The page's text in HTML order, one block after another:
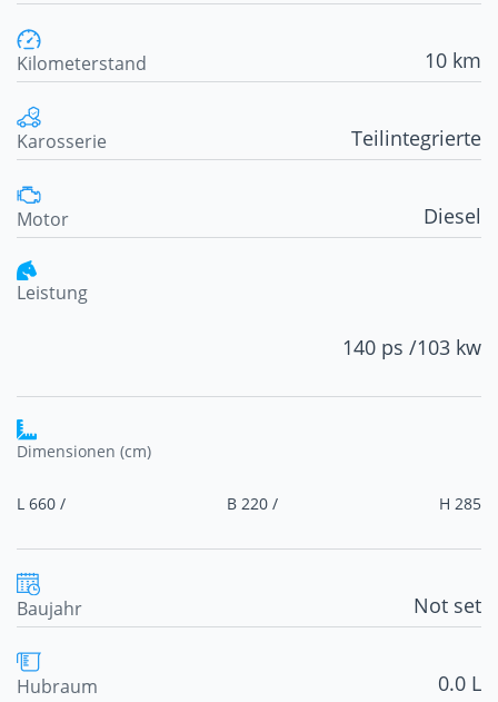
Kilometerstand 10 km
Karosserie Teilintegrierte
Motor Diesel
Leistung
140 ps /103 kw
Dimensionen (cm)
L 660 / B 220 / H 285
Baujahr Not set
Hubraum 0.0 L